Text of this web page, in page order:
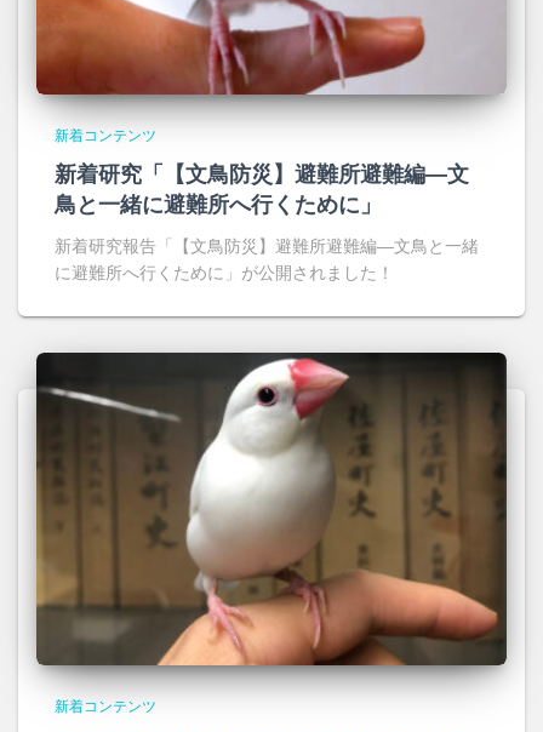
新着コンテンツ
新着研究「【文鳥防災】避難所避難編―文
鳥と一緒に避難所へ行くために」
新着研究報告「【文鳥防災】避難所避難編―文鳥と一緒
に避難所へ行くために」が公開されました！
新着コンテンツ